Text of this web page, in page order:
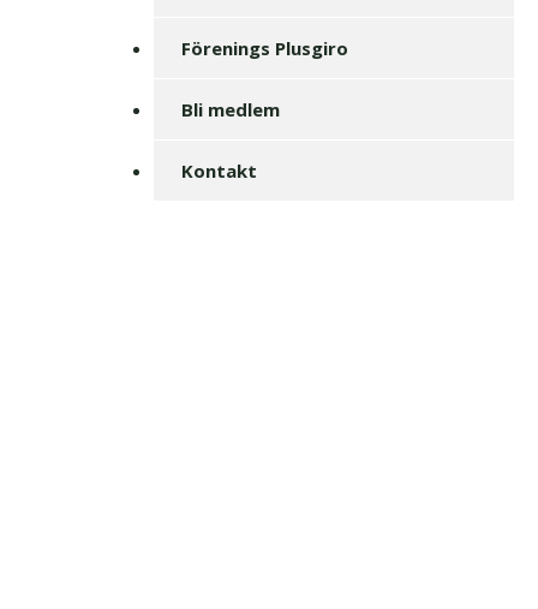
Förenings Plusgiro
Bli medlem
Kontakt